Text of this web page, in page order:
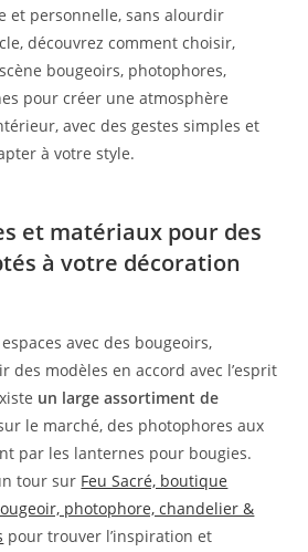
et personnelle, sans alourdir
découvrez comment choisir,
bougeoirs, photophores,
pour créer une atmosphère
avec des gestes simples et
à votre style.
et matériaux pour des
à votre décoration
avec des bougeoirs,
des modèles en accord avec l’esprit
un large assortiment de
le marché, des photophores aux
par les lanternes pour bougies.
tour sur Feu Sacré, boutique
photophore, chandelier &
pour trouver l’inspiration et